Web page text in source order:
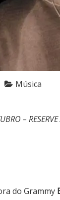
Música
– RESERVE
do Grammy